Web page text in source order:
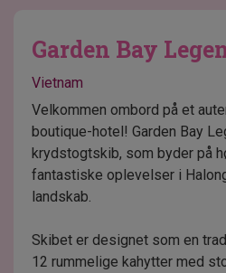
Garden Bay
Vietnam
Velkommen ombord på et
boutique-hotel! Garden Bay
krydstogtskib, som byder på
fantastiske oplevelser i
landskab.
Skibet er designet som en
12 rummelige kahytter med